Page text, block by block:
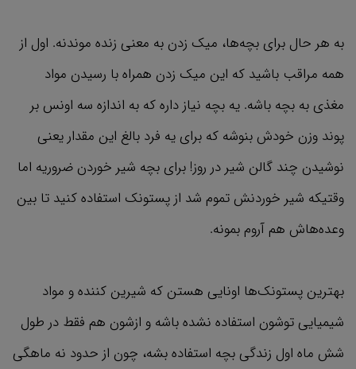
به هر حال برای بچه‌ها، میک زدن به معنی زنده موندنه. اول از
همه مراقب باشید که این میک زدن همراه با رسیدن مواد
مغذی به بچه باشه. یه بچه نیاز داره که به اندازه سه اونس بر
پوند وزن خودش بنوشه که برای یه فرد بالغ این مقدار یعنی
نوشیدن چند گالن شیر در روز! برای بچه شیر خوردن ضروریه اما
وقتیکه شیر خوردنش تموم شد از پستونک استفاده کنید تا بین
وعده‌هاش هم آروم بمونه.
بهترین پستونک‌ها اونایی هستن که شیرین کننده و مواد
شیمیایی توشون استفاده نشده باشه و ازشون هم فقط در طول
شش ماه اول زندگی بچه استفاده بشه، چون از حدود نه ماهگی